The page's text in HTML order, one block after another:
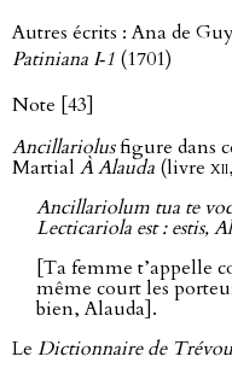
Autres écrits : Ana de
Patiniana I‑1 (1701)
Note [43]
Ancillariolusfigure dans
Martial À Alauda (livre xii,
Ancillariolum tua te
Lecticariola est : estis,
[Ta femme t’appelle
même court les
bien, Alauda].
Le Dictionnaire de